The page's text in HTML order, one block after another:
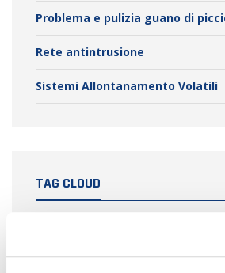
Problema e pulizia guano di
Rete antintrusione
Sistemi Allontanamento Volatili
TAG CLOUD
allontanamento piccioni